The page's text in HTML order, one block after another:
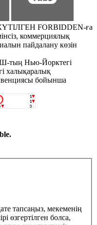
FORBIDDEN-ға
коммерциялық
пайдалану көзін
тың Нью-Йорктегі
халықаралық
бойынша
тапсаңыз, мекеменің
өзгертілген болса,